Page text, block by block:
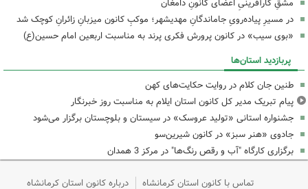
مشقِ کارآفرینیِ اعضای کانونِ دامغان
در مسیرِ پیاده‌رویِ جاماندگانِ مهدیشهر؛ موکبِ کانون میزبانِ زائرانِ کوچک شد
«بوی سیب» در کانون پرورش فکری پرند به مناسبت اربعین امام حسین(ع)
پربازدید استان‌ها
طنین جان کلام در روایت حکایت‌های کهن
پیام تبریک مدیر کل کانون استان ایلام به مناسبت روز خبرنگار
جشنواره استانی «تولید عروسک» در سیستان و بلوچستان برگزار می‌شود
جادوی «هنر سبز» در کانون شیرین‌سو
برگزاری کارگاه "آب و رقص رنگ‌ها" در مرکز 3 همدان
تماس با کانون استان کرمانشاه درباره کانون استان کرمانشاه